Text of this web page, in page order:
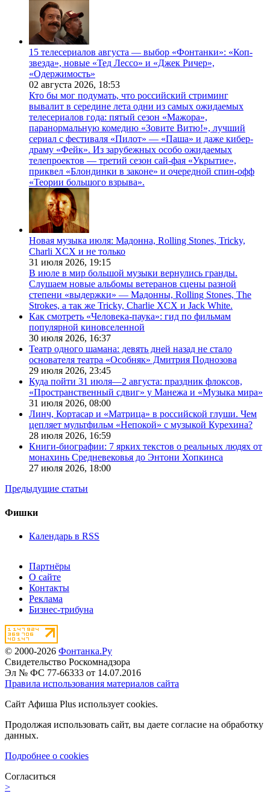
15 телесериалов августа — выбор «Фонтанки»: «Коп-
звезда», новые «Тед Лессо» и «Джек Ричер»,
«Одержимость»
02 августа 2026, 18:53
Кто бы мог подумать, что российский стриминг
вывалит в середине лета одни из самых ожидаемых
телесериалов года: пятый сезон «Мажора»,
паранормальную комедию «Зовите Витю!», лучший
сериал с фестиваля «Пилот» — «Паша» и даже кибер-
драму «Фейк». Из зарубежных особо ожидаемых
телепроектов — третий сезон сай-фая «Укрытие»,
приквел «Блондинки в законе» и очередной спин-офф
«Теории большого взрыва».
Новая музыка июля: Мадонна, Rolling Stones, Tricky,
Charli XCX и не только
31 июля 2026, 19:15
В июле в мир большой музыки вернулись гранды.
Слушаем новые альбомы ветеранов сцены разной
степени «выдержки» — Мадонны, Rolling Stones, The
Strokes, а так же Tricky, Charlie XCX и Jack White.
Как смотреть «Человека-паука»: гид по фильмам
популярной киновселенной
30 июля 2026, 16:37
Театр одного шамана: девять дней назад не стало
основателя театра «Особняк» Дмитрия Поднозова
29 июля 2026, 23:45
Куда пойти 31 июля—2 августа: праздник флоксов,
«Пространственный сдвиг» у Манежа и «Музыка мира»
31 июля 2026, 08:00
Линч, Кортасар и «Матрица» в российской глуши. Чем
цепляет мультфильм «Непокой» с музыкой Курехина?
28 июля 2026, 16:59
Книги-биографии: 7 ярких текстов о реальных людях от
монахинь Средневековья до Энтони Хопкинса
27 июля 2026, 18:00
Предыдущие статьи
Фишки
Календарь в RSS
Партнёры
О сайте
Контакты
Реклама
Бизнес-трибуна
© 2000-2026 Фонтанка.Ру
Свидетельство Роскомнадзора
Эл № ФС 77-66333 от 14.07.2016
Правила использования материалов сайта
Сайт Афиша Plus использует cookies.
Продолжая использовать сайт, вы даете согласие на обработку
данных.
Подробнее о cookies
Согласиться
>